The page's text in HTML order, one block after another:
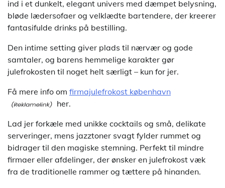
ind i et dunkelt, elegant univers med dæmpet belysning,
bløde lædersofaer og velklædte bartendere, der kreerer
fantasifulde drinks på bestilling.
Den intime setting giver plads til nærvær og gode
samtaler, og barens hemmelige karakter gør
julefrokosten til noget helt særligt – kun for jer.
Få mere info om firmajulefrokost københavn
her.
Lad jer forkæle med unikke cocktails og små, delikate
serveringer, mens jazztoner svagt fylder rummet og
bidrager til den magiske stemning. Perfekt til mindre
firmaer eller afdelinger, der ønsker en julefrokost væk
fra de traditionelle rammer og tættere på hinanden.